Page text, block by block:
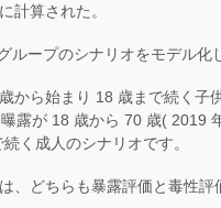
計算された。
ループのシナリオをモデル化
から始まり 18 歳まで続く子
露が 18 歳から 70 歳( 2019
く成人のシナリオです。
、どちらも暴露評価と毒性評